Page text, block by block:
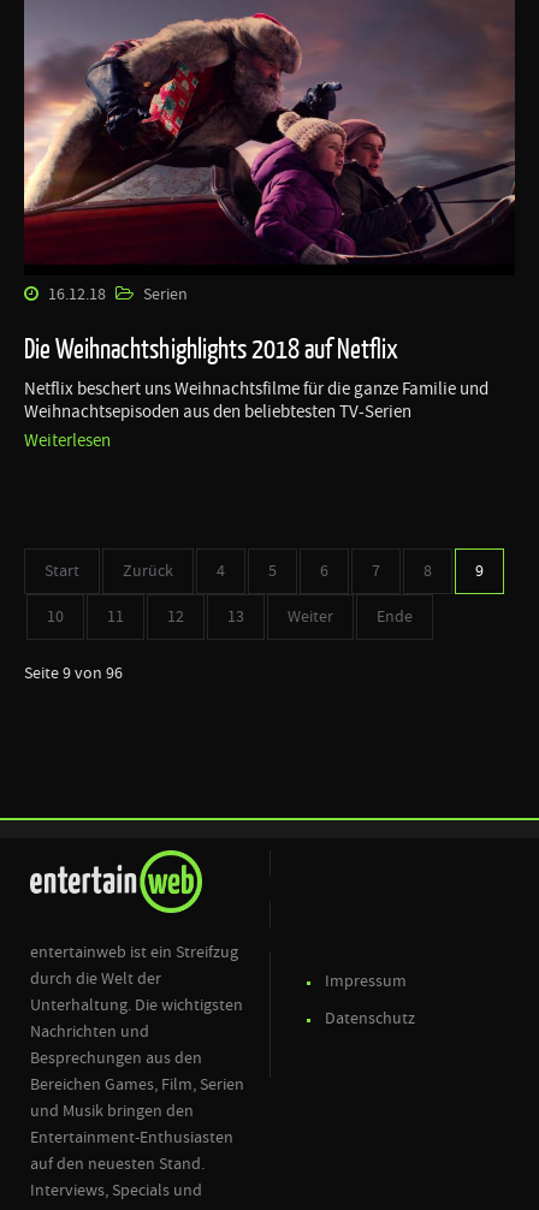
16.12.18 Serien
Die Weihnachtshighlights 2018 auf Netflix
Netflix beschert uns Weihnachtsfilme für die ganze Familie und
Weihnachtsepisoden aus den beliebtesten TV-Serien
Weiterlesen
Start Zurück 4 5 6 7 8 9
10 11 12 13 Weiter Ende
Seite 9 von 96
entertainweb ist ein Streifzug
durch die Welt der
Unterhaltung. Die wichtigsten
Nachrichten und
Besprechungen aus den
Bereichen Games, Film, Serien
und Musik bringen den
Entertainment-Enthusiasten
auf den neuesten Stand.
Interviews, Specials und
Impressum
Datenschutz